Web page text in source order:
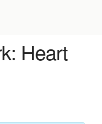
Heart